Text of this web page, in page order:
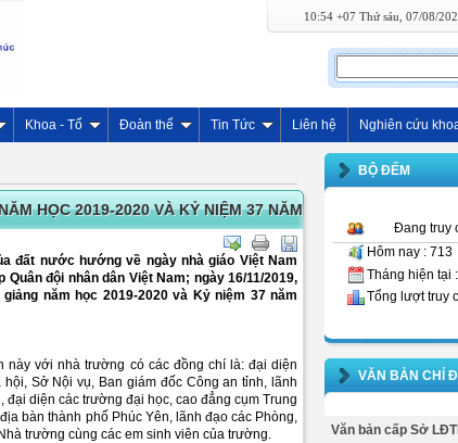
10:54 +07 Thứ sáu, 07/08/
Khoa - Tổ Đoàn thể Tin Tức Liên hệ Nghiên cứu
HỌC 2019-2020 VÀ KỶ NIỆM 37 NĂM
đất nước hướng về ngày nhà giáo Việt Nam
đội nhân dân Việt Nam; ngày 16/11/2019,
năm học 2019-2020 và Kỷ niệm 37 năm
này với nhà trường có các đồng chí là: đại diện
Sở Nội vụ, Ban giám đốc Công an tỉnh, lãnh
diện các trường đại học, cao đẳng cụm Trung
bàn thành phố Phúc Yên, lãnh đạo các Phòng,
trường cùng các em sinh viên của trường.
BỘ ĐẾM
Đang truy
Hôm nay : 713
Tháng hiện tại
Tổng lượt truy
VĂN BẢN CHỈ
Văn bản cấp Sở